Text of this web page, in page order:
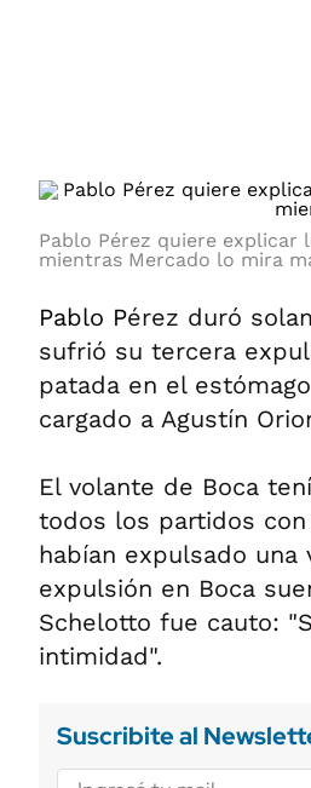
Pablo Pérez quiere explicar
mientras Mercado lo mira
Pablo Pérez duró
sufrió su tercera
patada en el
cargado a Agustín
El volante de Boca
todos los partidos
habían expulsado
expulsión en Boca
Schelotto fue cauto:
intimidad".
Suscribite al